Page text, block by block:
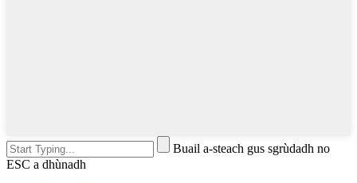
Buail a-steach gus sgrùdadh no
ESC a dhùnadh